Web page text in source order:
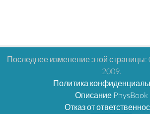
Последнее изменение этой страницы:
2009.
Политика
Описание PhysBook
Отказ от